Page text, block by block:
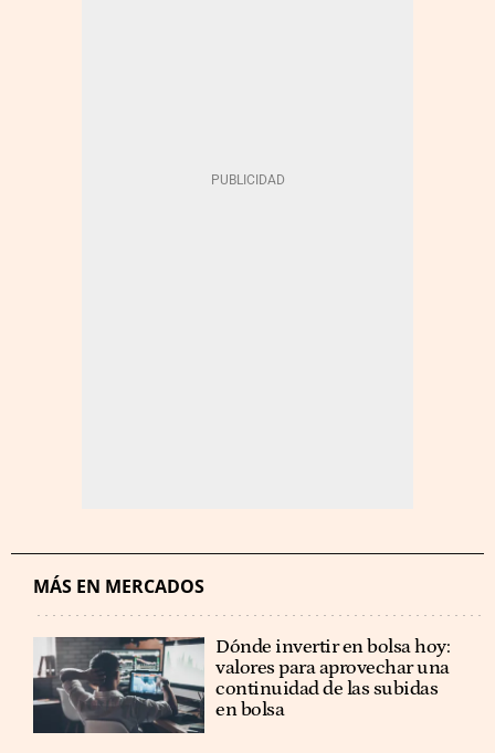
MÁS EN MERCADOS
Dónde invertir en bolsa hoy:
valores para aprovechar una
continuidad de las subidas
en bolsa